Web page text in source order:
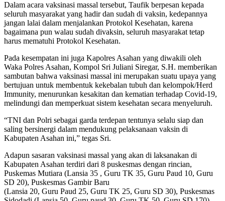
Dalam acara vaksinasi massal tersebut, Taufik berpesan kepada
seluruh masyarakat yang hadir dan sudah di vaksin, kedepannya
jangan lalai dalam menjalankan Protokol Kesehatan, karena
bagaimana pun walau sudah divaksin, seluruh masyarakat tetap
harus mematuhi Protokol Kesehatan.
Pada kesempatan ini juga Kapolres Asahan yang diwakili oleh
Waka Polres Asahan, Kompol Sri Juliani Siregar, S.H. memberikan
sambutan bahwa vaksinasi massal ini merupakan suatu upaya yang
bertujuan untuk membentuk kekebalan tubuh dan kelompok/Herd
Immunity, menurunkan kesakitan dan kematian terhadap Covid-19,
melindungi dan memperkuat sistem kesehatan secara menyeluruh.
“TNI dan Polri sebagai garda terdepan tentunya selalu siap dan
saling bersinergi dalam mendukung pelaksanaan vaksin di
Kabupaten Asahan ini,” tegas Sri.
Adapun sasaran vaksinasi massal yang akan di laksanakan di
Kabupaten Asahan terdiri dari 8 puskesmas dengan rincian,
Puskemas Mutiara (Lansia 35 , Guru TK 35, Guru Paud 10, Guru
SD 20), Puskesmas Gambir Baru
(Lansia 20, Guru Paud 25, Guru TK 25, Guru SD 30), Puskesmas